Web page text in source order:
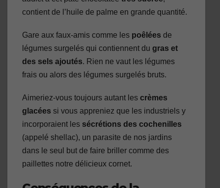
contient de l’huile de palme en grande quantité.
Gare aux faux-amis comme les poêlées de
légumes surgelés qui contiennent du gras et
des sels ajoutés. Rien ne vaut les légumes
frais ou alors des légumes surgelés bruts.
Aimeriez-vous toujours autant les crèmes
glacées si vous appreniez que les industriels y
incorporaient les sécrétions des cochenilles
(appelé shellac), un parasite de nos jardins
dans le seul but de faire briller comme des
paillettes notre délicieux cornet.